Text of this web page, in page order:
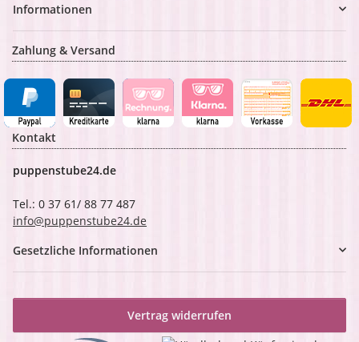
Informationen
Zahlung & Versand
Kontakt
puppenstube24.de
Tel.: 0 37 61/ 88 77 487
info@puppenstube24.de
Gesetzliche Informationen
Vertrag widerrufen